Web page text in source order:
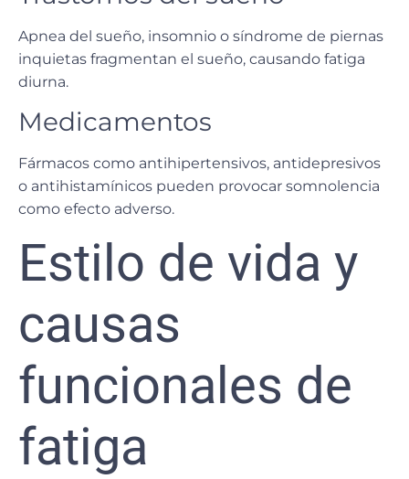
Apnea del sueño, insomnio o síndrome de piernas
inquietas fragmentan el sueño, causando fatiga
diurna.
Medicamentos
Fármacos como antihipertensivos, antidepresivos
o antihistamínicos pueden provocar somnolencia
como efecto adverso.
Estilo de vida y
causas
funcionales de
fatiga